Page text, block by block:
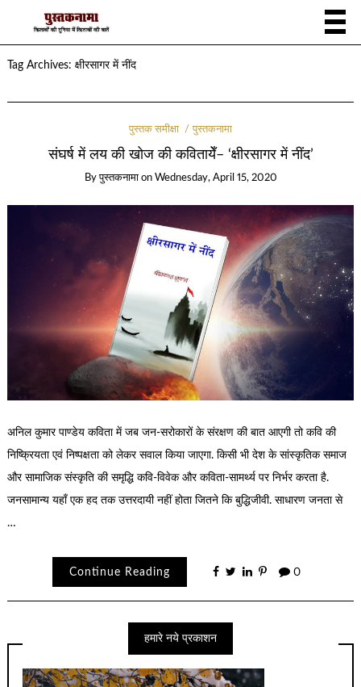
Tag Archives: क्षीरसागर में नींद
पुस्तक समीक्षा पुस्तकनामा
संघर्ष में लय की खोज की कवितायेँ– ‘क्षीरसागर में नींद’
Byपुस्तकनामा on Wednesday, April 15, 2020
अनिल कुमार पाण्डेय कविता में जब जन-सरोकारों के संरक्षण की बात आएगी तो कवि की
निष्क्रियता एवं निष्पक्षता को लेकर सवाल किया जाएगा. किसी भी देश के सांस्कृतिक समाज
और सामाजिक संस्कृति की समृद्धि कवि-विवेक और कविता-सामर्थ्य पर निर्भर करता है.
जनसामान्य यहाँ एक हद तक उत्तरदायी नहीं होता जितने कि बुद्धिजीवी. साधारण जनता से
…
Continue Reading 0
हमारे नये प्रकाशन